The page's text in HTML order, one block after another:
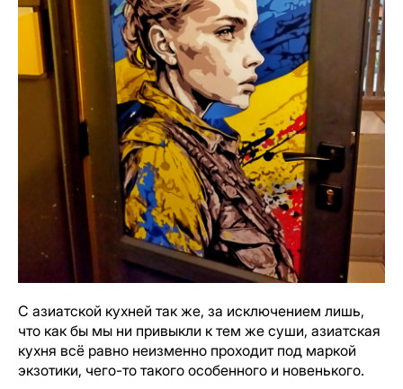
С азиатской кухней так же, за исключением лишь,
что как бы мы ни привыкли к тем же суши, азиатская
кухня всё равно неизменно проходит под маркой
экзотики, чего-то такого особенного и новенького.